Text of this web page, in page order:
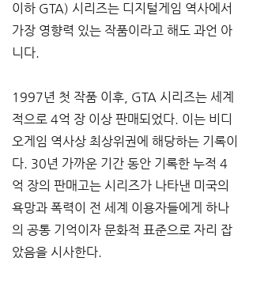
이하 GTA) 시리즈는 디지털게임 역사에서
가장 영향력 있는 작품이라고 해도 과언 아
니다.
1997년 첫 작품 이후, GTA 시리즈는 세계
적으로 4억 장 이상 판매되었다. 이는 비디
오게임 역사상 최상위권에 해당하는 기록이
다. 30년 가까운 기간 동안 기록한 누적 4
억 장의 판매고는 시리즈가 나타낸 미국의
욕망과 폭력이 전 세계 이용자들에게 하나
의 공통 기억이자 문화적 표준으로 자리 잡
았음을 시사한다.